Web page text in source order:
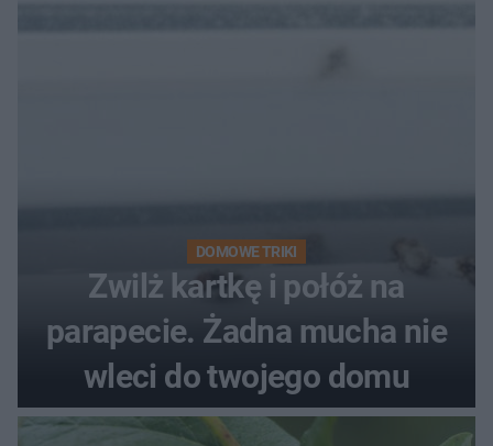
DOMOWE TRIKI
Zwilż kartkę i połóż na
parapecie. Żadna mucha nie
wleci do twojego domu